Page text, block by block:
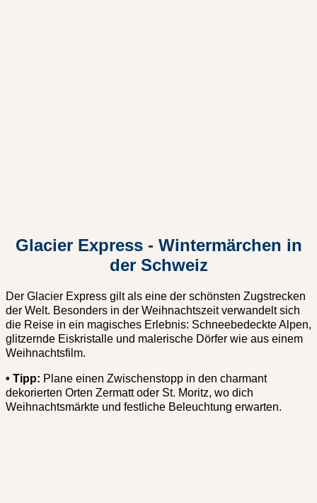
Glacier Express - Wintermärchen in
der Schweiz
Der Glacier Express gilt als eine der schönsten Zugstrecken
der Welt. Besonders in der Weihnachtszeit verwandelt sich
die Reise in ein magisches Erlebnis: Schneebedeckte Alpen,
glitzernde Eiskristalle und malerische Dörfer wie aus einem
Weihnachtsfilm.
• Tipp: Plane einen Zwischenstopp in den charmant
dekorierten Orten Zermatt oder St. Moritz, wo dich
Weihnachtsmärkte und festliche Beleuchtung erwarten.